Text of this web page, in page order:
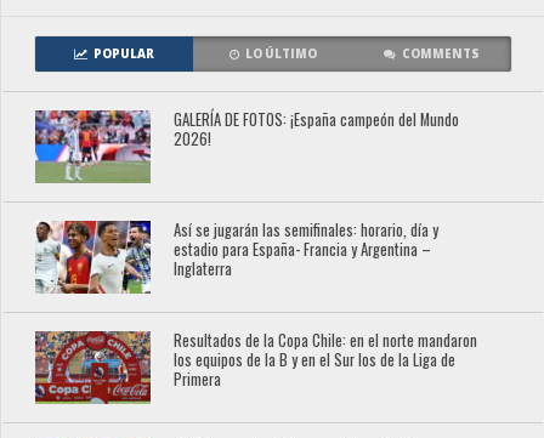
POPULAR LO ÚLTIMO COMMENTS
GALERÍA DE FOTOS: ¡España campeón del Mundo
2026!
Así se jugarán las semifinales: horario, día y
estadio para España- Francia y Argentina –
Inglaterra
Resultados de la Copa Chile: en el norte mandaron
los equipos de la B y en el Sur los de la Liga de
Primera